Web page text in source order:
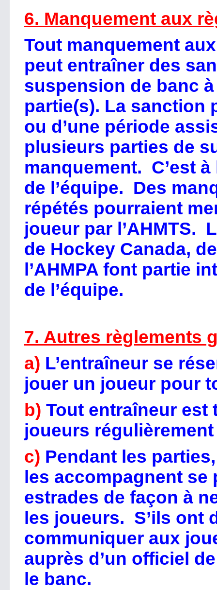
6. Manquement aux
Tout manquement
peut entraîner des
suspension de banc
partie(s). La sanction
ou d’une période
plusieurs parties de
manquement. C’est
de l’équipe. Des
répétés pourraient
joueur par l’AHMTS.
de Hockey Canada,
l’AHMPA font partie
de l’équipe.
7. Autres règlements
a) L’entraîneur se
jouer un joueur pour
b) Tout entraîneur est
joueurs
c) Pendant les
les accompagnent
estrades de façon à
les joueurs. S’ils ont
communiquer aux
auprès d’un officiel
le banc.